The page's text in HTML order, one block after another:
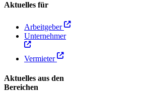
Aktuelles für
Arbeitgeber
Unternehmer
Vermieter
Aktuelles aus den
Bereichen